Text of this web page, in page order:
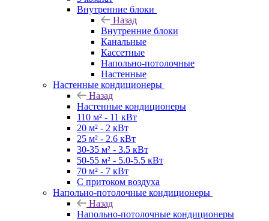
Внутренние блоки
Назад
Внутренние блоки
Канальные
Кассетные
Напольно-потолочные
Настенные
Настенные кондиционеры
Назад
Настенные кондиционеры
110 м² - 11 кВт
20 м² - 2 кВт
25 м² - 2.6 кВт
30-35 м² - 3.5 кВт
50-55 м² - 5.0-5.5 кВт
70 м² - 7 кВт
С притоком воздуха
Напольно-потолочные кондиционеры
Назад
Напольно-потолочные кондиционеры